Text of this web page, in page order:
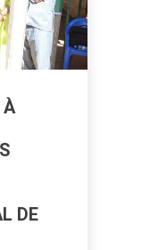
À
DE